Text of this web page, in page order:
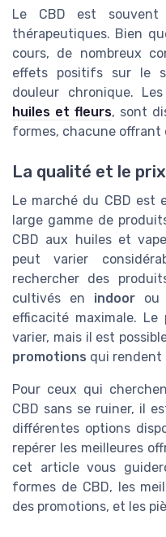
Le CBD est
thérapeutiques. Bien
cours, de nombreux
effets positifs sur le
douleur chronique.
huiles et fleurs, sont
formes, chacune offrant
La qualité et le
Le marché du CBD est
large gamme de
CBD aux huiles et
peut varier
rechercher des
cultivés en indoorou
efficacité maximale.
varier, mais il est
promotions qui rendent
Pour ceux qui
CBD sans se ruiner, il
différentes options
repérer les meilleures
cet article vous
formes de CBD, les
des promotions, et les